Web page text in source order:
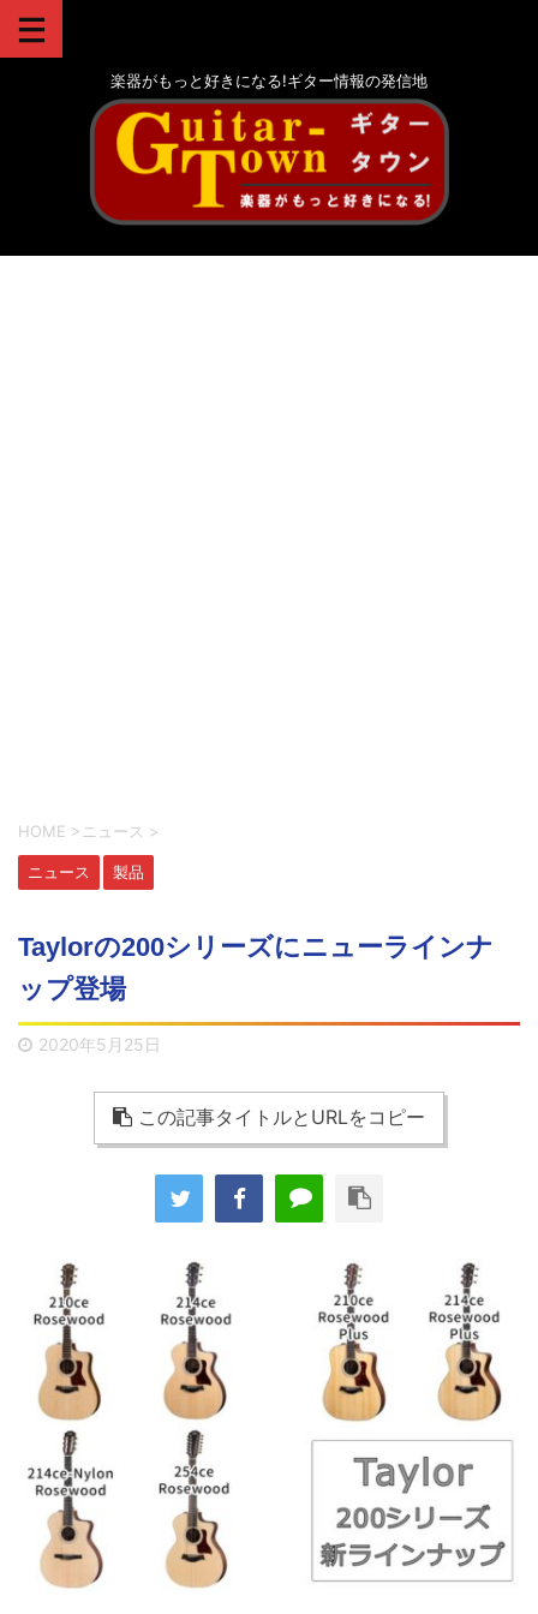
楽器がもっと好きになる!ギター情報の発信地
HOME > ニュース >
ニュース 製品
Taylorの200シリーズにニューラインナ
ップ登場
2020年5月25日
この記事タイトルとURLをコピー